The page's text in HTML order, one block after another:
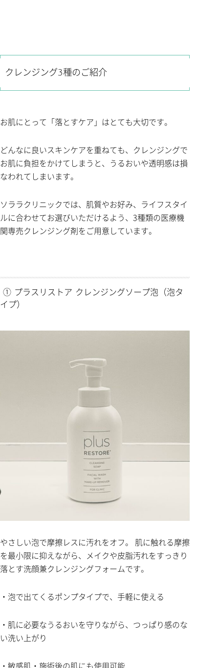
クレンジング3種のご紹介
お肌にとって「落とすケア」はとても大切です。
どんなに良いスキンケアを重ねても、クレンジングで
お肌に負担をかけてしまうと、うるおいや透明感は損
なわれてしまいます。
ソララクリニックでは、肌質やお好み、ライフスタイ
ルに合わせてお選びいただけるよう、3種類の医療機
関専売クレンジング剤をご用意しています。
① プラスリストア クレンジングソープ泡（泡タ
イプ）
やさしい泡で摩擦レスに汚れをオフ。 肌に触れる摩擦
を最小限に抑えながら、メイクや皮脂汚れをすっきり
落とす洗顔兼クレンジングフォームです。
・泡で出てくるポンプタイプで、手軽に使える
・肌に必要なうるおいを守りながら、つっぱり感のな
い洗い上がり
・敏感肌・施術後の肌にも使用可能